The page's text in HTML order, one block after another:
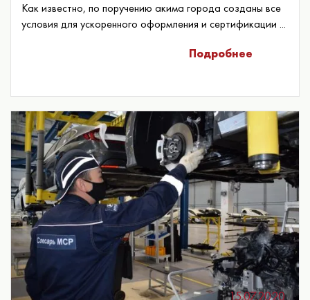
Как известно, по поручению акима города созданы все
условия для ускоренного оформления и сертификации ...
Подробнее
15.07.2020